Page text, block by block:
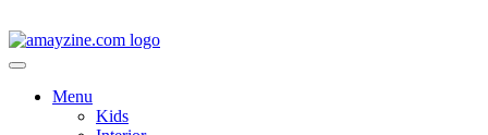
Menu
Kids